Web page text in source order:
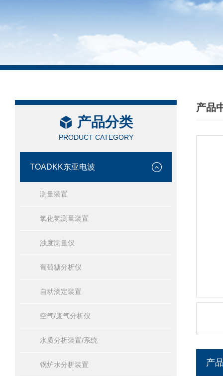
产品分类
PRODUCT CATEGORY
TOADKK东亚电波
测量装置
氯化氢测量装置
浊度测量仪
葡萄糖分析仪
自动滴定装置
空气/废气分析仪
水质分析装置/系统
锅炉水分析装置
产品
/
产